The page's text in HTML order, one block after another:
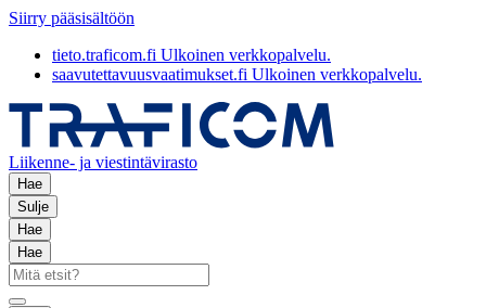
Siirry pääsisältöön
tieto.traficom.fi Ulkoinen verkkopalvelu.
saavutettavuusvaatimukset.fi Ulkoinen verkkopalvelu.
Liikenne- ja viestintävirasto
Hae
Sulje
Hae
Hae